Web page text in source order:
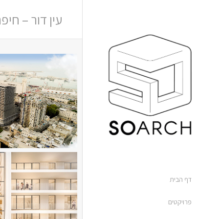
דף הבית
פרויקטים
עין דור –